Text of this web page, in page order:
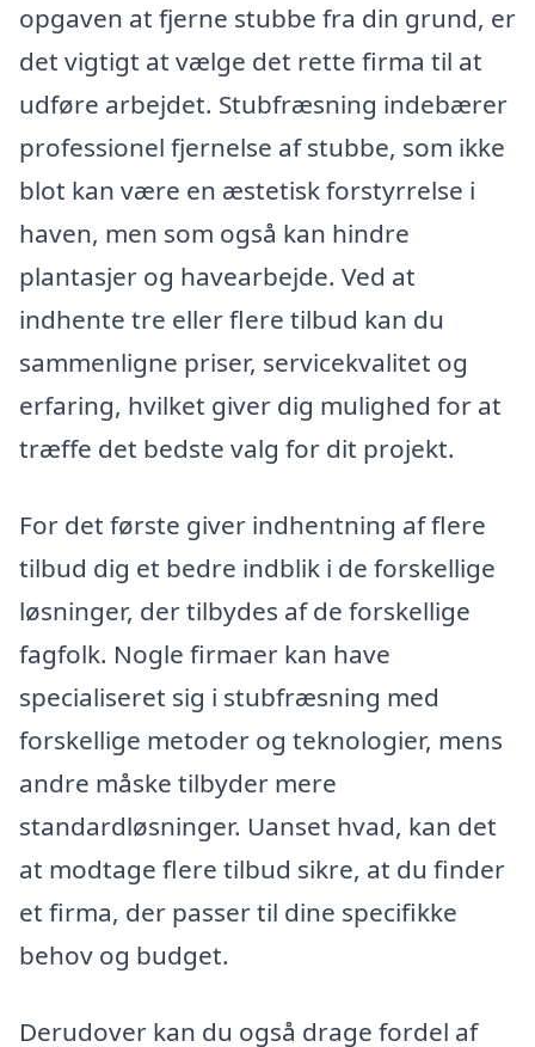
opgaven at fjerne stubbe fra din grund, er
det vigtigt at vælge det rette firma til at
udføre arbejdet. Stubfræsning indebærer
professionel fjernelse af stubbe, som ikke
blot kan være en æstetisk forstyrrelse i
haven, men som også kan hindre
plantasjer og havearbejde. Ved at
indhente tre eller flere tilbud kan du
sammenligne priser, servicekvalitet og
erfaring, hvilket giver dig mulighed for at
træffe det bedste valg for dit projekt.
For det første giver indhentning af flere
tilbud dig et bedre indblik i de forskellige
løsninger, der tilbydes af de forskellige
fagfolk. Nogle firmaer kan have
specialiseret sig i stubfræsning med
forskellige metoder og teknologier, mens
andre måske tilbyder mere
standardløsninger. Uanset hvad, kan det
at modtage flere tilbud sikre, at du finder
et firma, der passer til dine specifikke
behov og budget.
Derudover kan du også drage fordel af